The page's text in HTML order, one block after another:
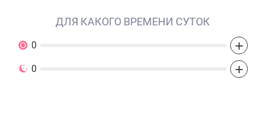
ДЛЯ КАКОГО ВРЕМЕНИ СУТОК
0 +
0 +